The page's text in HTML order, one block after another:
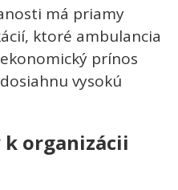
má priamy
ktoré ambulancia
prínos
vysokú
k organizácii